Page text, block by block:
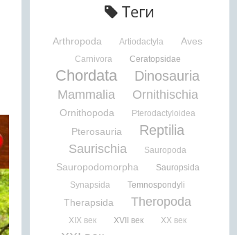
Теги
Arthropoda Artiodactyla Aves
Carnivora Ceratopsidae
Chordata Dinosauria
Mammalia Ornithischia
Ornithopoda Pterodactyloidea
Pterosauria Reptilia
Saurischia Sauropoda
Sauropodomorpha
Sauropsida
Synapsida
Temnospondyli
Therapsida Theropoda
XIX век XVII век XX век